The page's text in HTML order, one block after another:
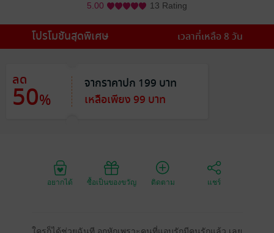
5.00 13 Rating
โปรโมชันสุดพิเศษ เวลาที่เหลือ 8 วัน
ลด
50%
จากราคาปก 199 บาท
เหลือเพียง 99 บาท
อยากได้ ซื้อเป็นของขวัญ ติดตาม แชร์